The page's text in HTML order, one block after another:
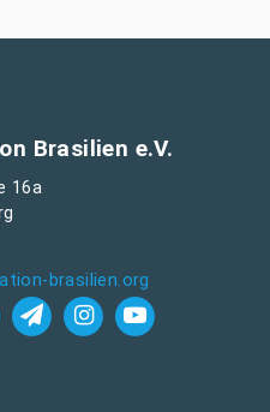
Brasilien e.V.
16a
brasilien.org